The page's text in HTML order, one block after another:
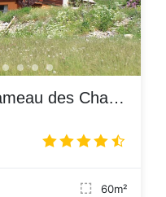
Chalet Le Gouroùn Hameau des Chazals Nevache Hautes Alpes
60m²